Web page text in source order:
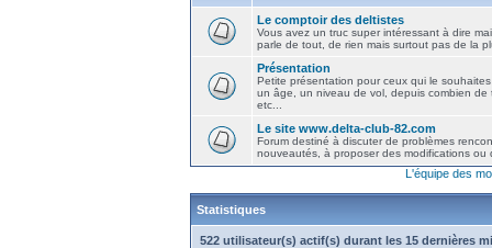
Le comptoir des deltistes
Vous avez un truc super intéressant à dire
parle de tout, de rien mais surtout pas de la
Présentation
Petite présentation pour ceux qui le
un âge, un niveau de vol, depuis combien de
etc...
Le site www.delta-club-82.com
Forum destiné à discuter de problèmes
nouveautés, à proposer des modifications ou
L'équipe des
Statistiques
522 utilisateur(s) actif(s) durant les 15 dernières